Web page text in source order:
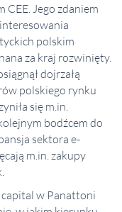
CEE. Jego zdaniem
polskim
za kraj rozwinięty.
dojrzałą
polskiego rynku
się m.in.
bodźcem do
sektora e-
m.in. zakupy
w Panattoni